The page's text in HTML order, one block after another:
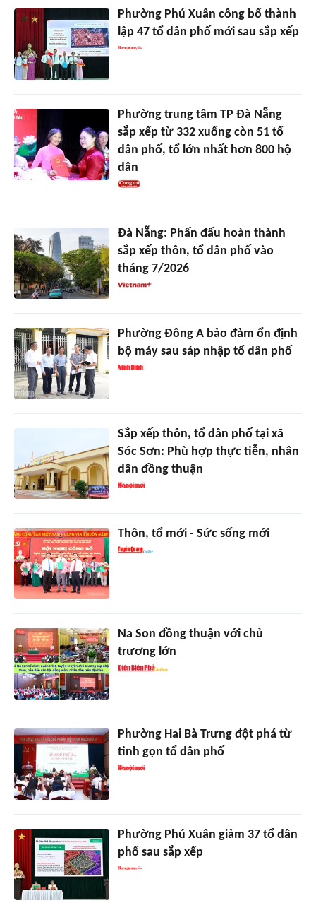
Phường Phú Xuân công bố thành
lập 47 tổ dân phố mới sau sắp xếp
Phường trung tâm TP Đà Nẵng
sắp xếp từ 332 xuống còn 51 tổ
dân phố, tổ lớn nhất hơn 800 hộ
dân
Đà Nẵng: Phấn đấu hoàn thành
sắp xếp thôn, tổ dân phố vào
tháng 7/2026
Phường Đông A bảo đảm ổn định
bộ máy sau sáp nhập tổ dân phố
Sắp xếp thôn, tổ dân phố tại xã
Sóc Sơn: Phù hợp thực tiễn, nhân
dân đồng thuận
Thôn, tổ mới - Sức sống mới
Na Son đồng thuận với chủ
trương lớn
Phường Hai Bà Trưng đột phá từ
tinh gọn tổ dân phố
Phường Phú Xuân giảm 37 tổ dân
phố sau sắp xếp